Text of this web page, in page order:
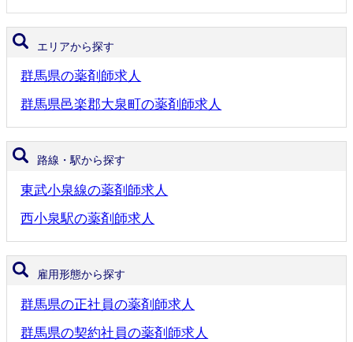
エリアから探す
群馬県の薬剤師求人
群馬県邑楽郡大泉町の薬剤師求人
路線・駅から探す
東武小泉線の薬剤師求人
西小泉駅の薬剤師求人
雇用形態から探す
群馬県の正社員の薬剤師求人
群馬県の契約社員の薬剤師求人